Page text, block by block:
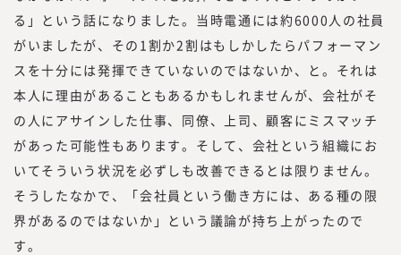
る」という話になりました。当時電通には約6000人の社員
がいましたが、その1割か2割はもしかしたらパフォーマン
スを十分には発揮できていないのではないか、と。それは
本人に理由があることもあるかもしれませんが、会社がそ
の人にアサインした仕事、同僚、上司、顧客にミスマッチ
があった可能性もあります。そして、会社という組織にお
いてそういう状況を必ずしも改善できるとは限りません。
そうしたなかで、「会社員という働き方には、ある種の限
界があるのではないか」という議論が持ち上がったので
す。